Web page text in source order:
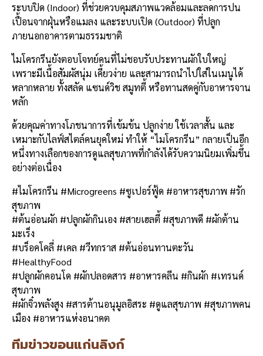
ระบบปิด (Indoor) ที่ช่วยควบคุมสภาพแวดล้อมและลดการปน
เปื้อนจากฝุ่นหรือแมลง และระบบเปิด (Outdoor) ที่ปลูก
ภายนอกอาคารตามธรรมชาติ
ไมโครกรีนยังตอบโจทย์คนที่ไม่ชอบรับประทานผักใบใหญ่
เพราะมีเนื้อสัมผัสนุ่ม เคี้ยวง่าย และสามารถนำไปใส่ในเมนูได้
หลากหลาย ทั้งสลัด แซนด์วิช สมูทตี้ หรือทานสดคู่กับอาหารจาน
หลัก
ด้วยคุณค่าทางโภชนาการที่เข้มข้น ปลูกง่าย ใช้เวลาสั้น และ
เหมาะกับไลฟ์สไตล์คนยุคใหม่ ทำให้ “ไมโครกรีน” กลายเป็นอีก
หนึ่งทางเลือกของการดูแลสุขภาพที่กำลังได้รับความนิยมเพิ่มขึ้น
อย่างต่อเนื่อง
#ไมโครกรีน #Microgreens #ซูเปอร์ฟู้ด #อาหารสุขภาพ #รัก
สุขภาพ
#ต้นอ่อนผัก #ปลูกผักกินเอง #สายเฮลตี้ #สุขภาพดี #ผักต้าน
มะเร็ง
#บร็อคโคลี่ #เคล #วีทกราส #ต้นอ่อนทานตะวัน
#HealthyFood
#ปลูกผักคอนโด #ผักปลอดสาร #อาหารคลีน #กินผัก #เทรนด์
สุขภาพ
#ผักจิ๋วพลังสูง #สารต้านอนุมูลอิสระ #ดูแลสุขภาพ #สุขภาพคน
เมือง #อาหารแห่งอนาคต
ทีมข่าวขอนแก่นลิงก์